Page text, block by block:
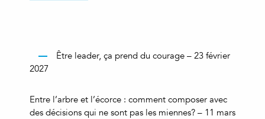
Être leader, ça prend du courage – 23 février
2027
Entre l’arbre et l’écorce : comment composer avec
des décisions qui ne sont pas les miennes? – 11 mars